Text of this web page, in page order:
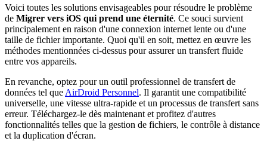
Voici toutes les solutions envisageables pour résoudre le problème
de Migrer vers iOS qui prend une éternité. Ce souci survient
principalement en raison d'une connexion internet lente ou d'une
taille de fichier importante. Quoi qu'il en soit, mettez en œuvre les
méthodes mentionnées ci-dessus pour assurer un transfert fluide
entre vos appareils.
En revanche, optez pour un outil professionnel de transfert de
données tel que AirDroid Personnel. Il garantit une compatibilité
universelle, une vitesse ultra-rapide et un processus de transfert sans
erreur. Téléchargez-le dès maintenant et profitez d'autres
fonctionnalités telles que la gestion de fichiers, le contrôle à distance
et la duplication d'écran.